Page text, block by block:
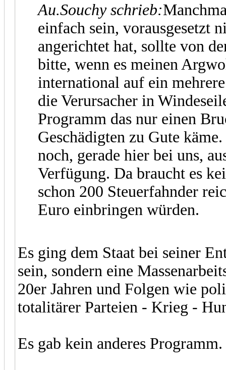
Au.Souchy schrieb:
einfach sein, vorausgesetzt
angerichtet hat, sollte von
bitte, wenn es meinen
international auf ein
die Verursacher in
Programm das nur einen
Geschädigten zu Gute
noch, gerade hier bei uns,
Verfügung. Da braucht es
schon 200 Steuerfahnder
Euro einbringen würden.
Es ging dem Staat bei seiner
sein, sondern eine
20er Jahren und Folgen wie
totalitärer Parteien - Krieg -
Es gab kein anderes Programm.